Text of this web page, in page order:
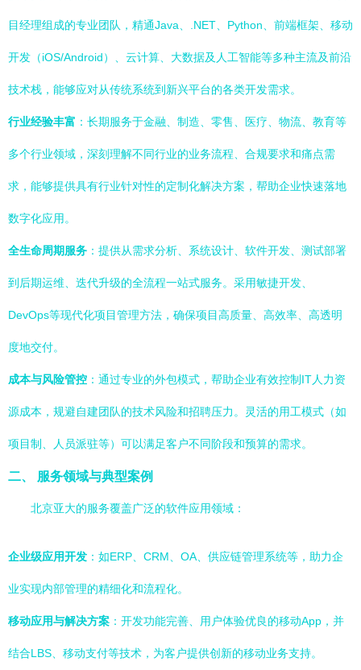
目经理组成的专业团队，精通Java、.NET、Python、前端框架、移动
开发（iOS/Android）、云计算、大数据及人工智能等多种主流及前沿
技术栈，能够应对从传统系统到新兴平台的各类开发需求。
行业经验丰富 ：长期服务于金融、制造、零售、医疗、物流、教育等
多个行业领域，深刻理解不同行业的业务流程、合规要求和痛点需
求，能够提供具有行业针对性的定制化解决方案，帮助企业快速落地
数字化应用。
全生命周期服务 ：提供从需求分析、系统设计、软件开发、测试部署
到后期运维、迭代升级的全流程一站式服务。采用敏捷开发、
DevOps等现代化项目管理方法，确保项目高质量、高效率、高透明
度地交付。
成本与风险管控 ：通过专业的外包模式，帮助企业有效控制IT人力资
源成本，规避自建团队的技术风险和招聘压力。灵活的用工模式（如
项目制、人员派驻等）可以满足客户不同阶段和预算的需求。
二、 服务领域与典型案例
北京亚大的服务覆盖广泛的软件应用领域：
企业级应用开发 ：如ERP、CRM、OA、供应链管理系统等，助力企
业实现内部管理的精细化和流程化。
移动应用与解决方案 ：开发功能完善、用户体验优良的移动App，并
结合LBS、移动支付等技术，为客户提供创新的移动业务支持。